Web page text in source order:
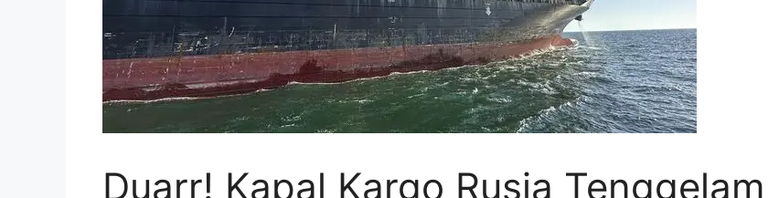
Duarr! Kapal Kargo Rusia Tenggelam